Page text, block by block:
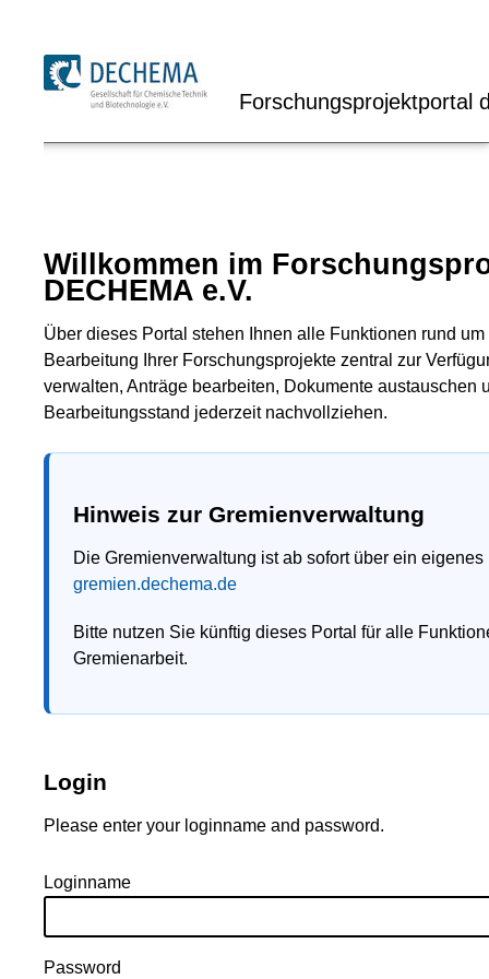
Forschungsprojektportal der
Willkommen im
DECHEMA e.V.
Über dieses Portal stehen Ihnen alle Funktionen rund um die
Bearbeitung Ihrer Forschungsprojekte zentral zur Verfügung.
verwalten, Anträge bearbeiten, Dokumente austauschen und
Bearbeitungsstand jederzeit nachvollziehen.
Hinweis zur Gremienverwaltung
Die Gremienverwaltung ist ab sofort über ein eigenes
gremien.dechema.de
Bitte nutzen Sie künftig dieses Portal für alle Funktionen
Gremienarbeit.
Login
Please enter your loginname and password.
Loginname
Password